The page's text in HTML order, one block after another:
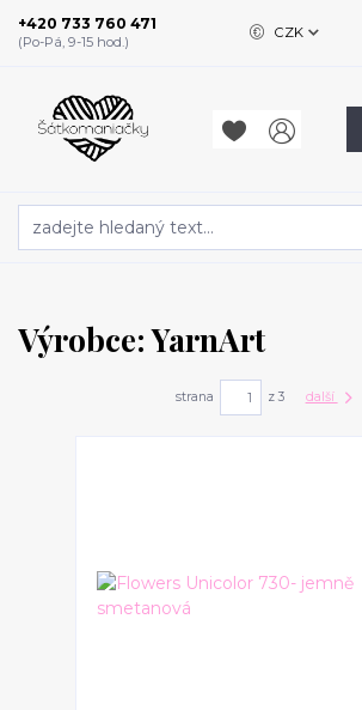
CZK
+420 733 760 471
(Po-Pá, 9-15 hod.)
Výrobce: YarnArt
strana z 3 další